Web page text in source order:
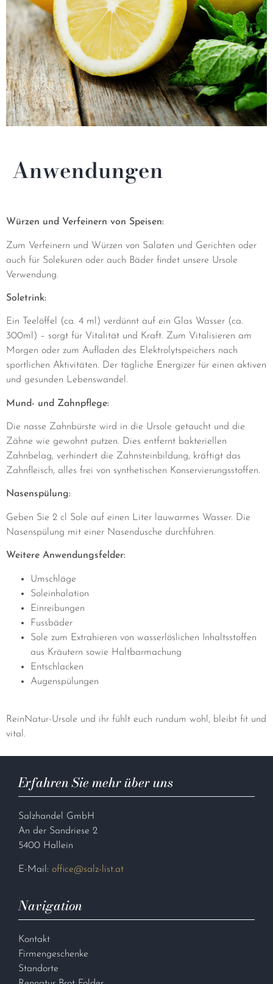
Anwendungen
Würzen und Verfeinern von Speisen:
Zum Verfeinern und Würzen von Salaten und Gerichten oder
auch für Solekuren oder auch Bäder findet unsere Ursole
Verwendung.
Soletrink:
Ein Teelöffel (ca. 4 ml) verdünnt auf ein Glas Wasser (ca.
300ml) – sorgt für Vitalität und Kraft. Zum Vitalisieren am
Morgen oder zum Aufladen des Elektrolytspeichers nach
sportlichen Aktivitäten. Der tägliche Energizer für einen aktiven
und gesunden Lebenswandel.
Mund- und Zahnpflege:
Die nasse Zahnbürste wird in die Ursole getaucht und die
Zähne wie gewohnt putzen. Dies entfernt bakteriellen
Zahnbelag, verhindert die Zahnsteinbildung, kräftigt das
Zahnfleisch, alles frei von synthetischen Konservierungsstoffen.
Nasenspülung:
Geben Sie 2 cl Sole auf einen Liter lauwarmes Wasser. Die
Nasenspülung mit einer Nasendusche durchführen.
Weitere Anwendungsfelder:
Umschläge
Soleinhalation
Einreibungen
Fussbäder
Sole zum Extrahieren von wasserlöslichen Inhaltsstoffen
aus Kräutern sowie Haltbarmachung
Entschlacken
Augenspülungen
ReinNatur-Ursole und ihr fühlt euch rundum wohl, bleibt fit und
vital.
Erfahren Sie mehr über uns
Salzhandel GmbH
An der Sandriese 2
5400 Hallein
E-Mail: office@salz-list.at
Navigation
Kontakt
Firmengeschenke
Standorte